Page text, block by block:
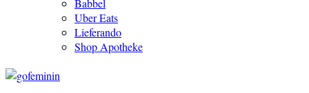
Babbel
Uber Eats
Lieferando
Shop Apotheke